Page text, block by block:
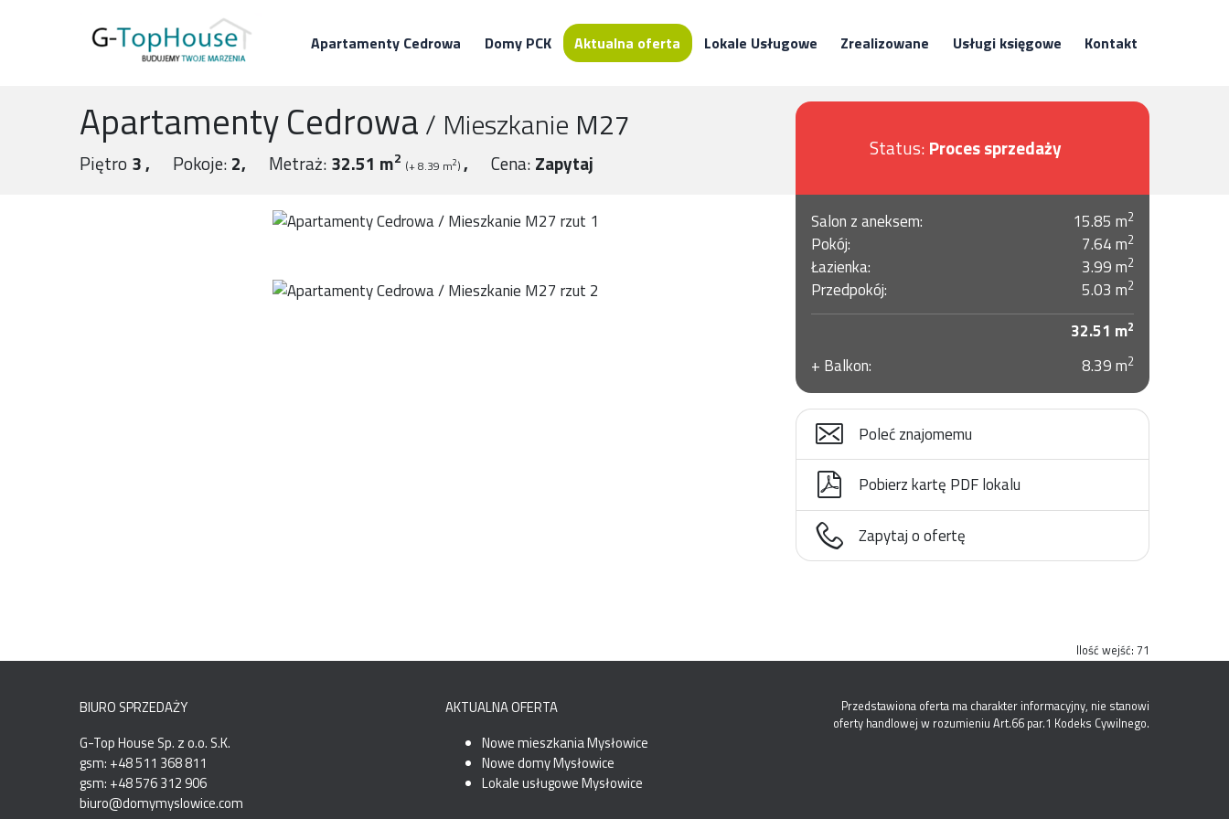
Apartamenty Cedrowa Domy PCK Aktualna oferta Lokale Usługowe Zrealizowane Usługi księgowe Kontakt
Apartamenty Cedrowa/ Mieszkanie M27
Piętro 3 Pokoje: 2 Metraż: 32.51 m2 (+ 8.39 m2) Cena: Zapytaj
Status: Proces sprzedaży
Salon z aneksem: 15.85 m2
Pokój: 7.64 m2
Łazienka: 3.99 m2
Przedpokój: 5.03 m2
32.51 m2
Balkon: 8.39 m2
Poleć znajomemu
Pobierz kartę PDF lokalu
Zapytaj o ofertę
Ilość wejść: 71
BIURO SPRZEDAŻY
G-Top House Sp. z o.o. S.K.
gsm: +48 511 368 811
gsm: +48 576 312 906
biuro@domymyslowice.com
AKTUALNA OFERTA
Nowe mieszkania Mysłowice
Nowe domy Mysłowice
Lokale usługowe Mysłowice
Przedstawiona oferta ma charakter informacyjny, nie stanowi
oferty handlowej w rozumieniu Art.66 par.1 Kodeks Cywilnego.